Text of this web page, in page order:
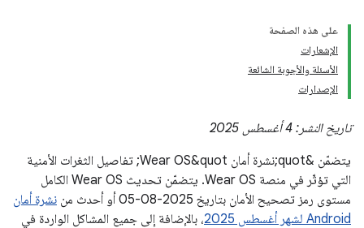
على هذه الصفحة
الإشعارات
الأسئلة والأجوبة الشائعة
الإصدارات
تاريخ النشر: 4 أغسطس 2025
يتضمّن &quot;نشرة أمان Wear OS&quot; تفاصيل الثغرات الأمنية
التي تؤثّر في منصة Wear OS. يتضمّن تحديث Wear OS الكامل
مستوى رمز تصحيح الأمان بتاريخ 2025-08-05 أو أحدث من
نشرة أمان
Android لشهر أغسطس 2025
، بالإضافة إلى جميع المشاكل الواردة في